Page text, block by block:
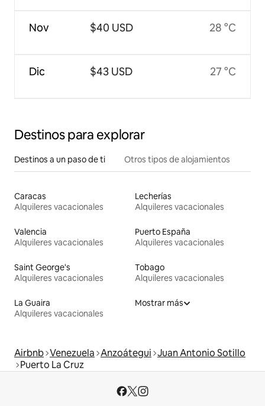
Nov
Dic
$40 USD
$43 USD
28 °C
27 °C
Destinos para explorar
Destinos a un paso de ti Otros tipos de alojamientos
Caracas
Alquileres vacacionales
Lecherías
Alquileres vacacionales
Valencia
Alquileres vacacionales
Puerto España
Alquileres vacacionales
Saint George's
Alquileres vacacionales
Tobago
Alquileres vacacionales
La Guaira
Alquileres vacacionales
Mostrar más
Airbnb Venezuela Anzoátegui Juan Antonio Sotillo
Puerto La Cruz